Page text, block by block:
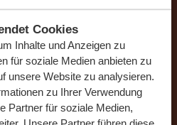
Cookies
Inhalte und Anzeigen zu
für soziale Medien anbieten zu
unsere Website zu analysieren.
zu Ihrer Verwendung
Partner für soziale Medien,
können Sie sich Ihren
Wünschen
Sie unseren
Sie unsere Routen